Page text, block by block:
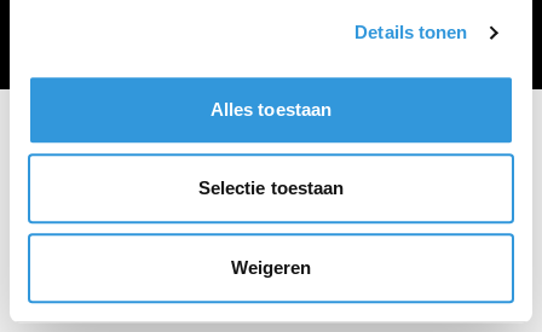
Details tonen
Alles toestaan
Selectie toestaan
Weigeren